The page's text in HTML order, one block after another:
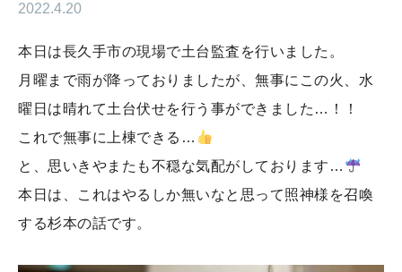
2022.4.20
本日は長久手市の現場で土台監査を行いました。
月曜まで雨が降っておりましたが、無事にこの火、水
曜日は晴れて土台伏せを行う事ができました…！！
これで無事に上棟できる…
と、思いきやまたも不穏な気配がしております…
本日は、これはやるしか無いなと思って照神様を召喚
する杉本の話です。